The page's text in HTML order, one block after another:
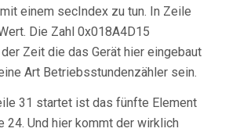
einem secIndex zu tun. In Zeile
Die Zahl 0x018A4D15
Zeit die das Gerät hier eingebaut
Art Betriebsstundenzähler sein.
31 startet ist das fünfte Element
24. Und hier kommt der wirklich